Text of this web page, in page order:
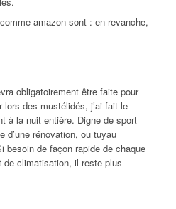
amazon sont : en revanche,
obligatoirement être faite pour
des mustélidés, j’ai fait le
à la nuit entière. Digne de sport
d’une rénovation, ou tuyau
besoin de façon rapide de chaque
de climatisation, il reste plus